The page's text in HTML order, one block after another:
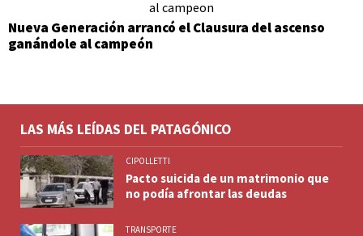
Nueva Generación arrancó el Clausura del ascenso
ganándole al campeón
LAS MÁS LEÍDAS DEL PATAGÓNICO
CIPOLLETTI
Pacto suicida de un matrimonio que
no podía afrontar las deudas
TRANSPORTE